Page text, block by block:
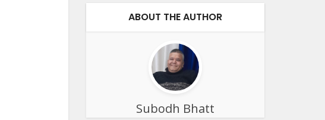
ABOUT THE AUTHOR
Subodh Bhatt